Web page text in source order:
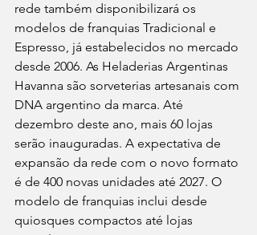
rede também disponibilizará os
modelos de franquias Tradicional e
Espresso, já estabelecidos no mercado
desde 2006. As Heladerias Argentinas
Havanna são sorveterias artesanais com
DNA argentino da marca. Até
dezembro deste ano, mais 60 lojas
serão inauguradas. A expectativa de
expansão da rede com o novo formato
é de 400 novas unidades até 2027. O
modelo de franquias inclui desde
quiosques compactos até lojas